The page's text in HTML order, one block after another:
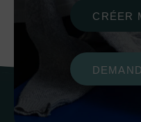
CRÉER